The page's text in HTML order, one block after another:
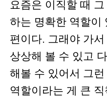
요즘은 이직할 때
하는 명확한 역할이
편이다. 그래야 가
상상해 볼 수 있고
해볼 수 있어서 그런
역할이라는 게 큰